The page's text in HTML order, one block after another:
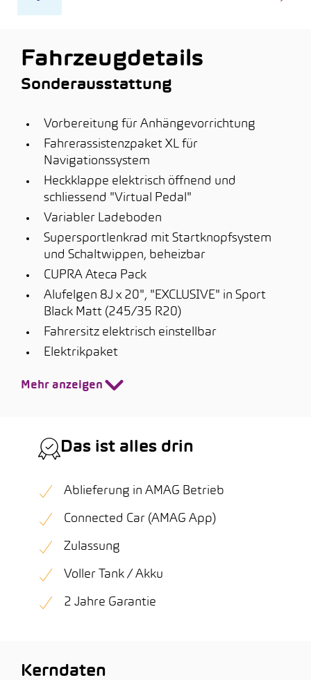
Fahrzeugdetails
Sonderausstattung
Vorbereitung für Anhängevorrichtung
Fahrerassistenzpaket XL für
Navigationssystem
Heckklappe elektrisch öffnend und
schliessend "Virtual Pedal"
Variabler Ladeboden
Supersportlenkrad mit Startknopfsystem
und Schaltwippen, beheizbar
CUPRA Ateca Pack
Alufelgen 8J x 20", "EXCLUSIVE" in Sport
Black Matt (245/35 R20)
Fahrersitz elektrisch einstellbar
Elektrikpaket
Mehr anzeigen
Das ist alles drin
Ablieferung in AMAG Betrieb
Connected Car (AMAG App)
Zulassung
Voller Tank / Akku
2 Jahre Garantie
Kerndaten